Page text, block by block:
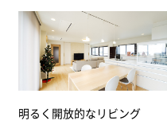
明るく開放的なリビング